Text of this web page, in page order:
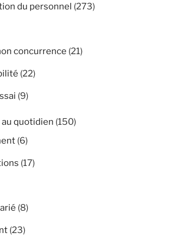
du personnel (273)
concurrence (21)
(22)
(9)
quotidien (150)
(6)
(17)
(8)
(23)